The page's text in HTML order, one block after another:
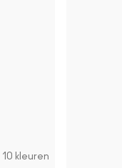
10 kleuren